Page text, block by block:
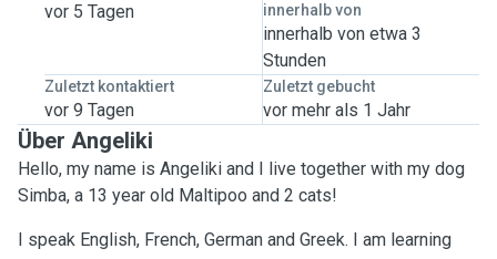
vor 5 Tagen
innerhalb von
innerhalb von etwa 3
Stunden
Zuletzt kontaktiert
vor 9 Tagen
Zuletzt gebucht
vor mehr als 1 Jahr
Über Angeliki
Hello, my name is Angeliki and I live together with my dog
Simba, a 13 year old Maltipoo and 2 cats!
I speak English, French, German and Greek. I am learning